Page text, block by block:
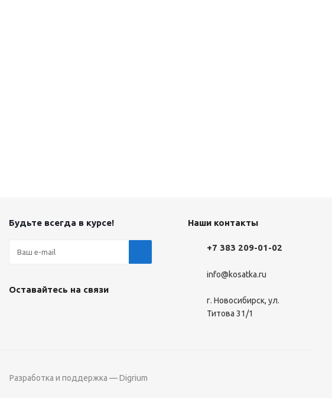
Будьте всегда в курсе!
Оставайтесь на связи
Наши контакты
+7 383 209-01-02
info@kosatka.ru
г. Новосибирск, ул.
Титова 31/1
Разработка и поддержка — Digrium